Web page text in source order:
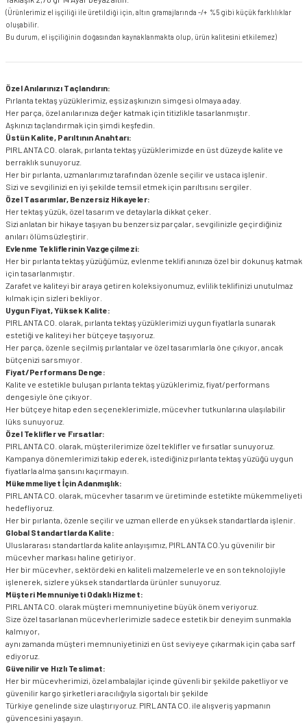
(Ürünlerimiz el işçiliği ile üretildiği için, altın gramajlarında -/+ %5 gibi küçük farklılıklar
oluşabilir.
Bu durum, el işçiliğinin doğasından kaynaklanmakta olup, ürün kalitesini etkilemez)
Özel Anılarınızı Taçlandırın:
Pırlanta tektaş yüzüklerimiz, eşsiz aşkınızın simgesi olmaya aday.
Her parça, özel anılarınıza değer katmak için titizlikle tasarlanmıştır.
Aşkınızı taçlandırmak için şimdi keşfedin.
Üstün Kalite, Parıltının Anahtarı:
PIRLANTA CO. olarak, pırlanta tektaş yüzüklerimizde en üst düzeyde kalite ve
berraklık sunuyoruz.
Her bir pırlanta, uzmanlarımız tarafından özenle seçilir ve ustaca işlenir.
Sizi ve sevgilinizi en iyi şekilde temsil etmek için parıltısını sergiler.
Özel Tasarımlar, Benzersiz Hikayeler:
Her tektaş yüzük, özel tasarım ve detaylarla dikkat çeker.
Sizi anlatan bir hikaye taşıyan bu benzersiz parçalar, sevgilinizle geçirdiğiniz
anıları ölümsüzleştirir.
Evlenme Tekliflerinin Vazgeçilmezi:
Her bir pırlanta tektaş yüzüğümüz, evlenme teklifi anınıza özel bir dokunuş katmak
için tasarlanmıştır.
Zarafet ve kaliteyi bir araya getiren koleksiyonumuz, evlilik teklifinizi unutulmaz
kılmak için sizleri bekliyor.
Uygun Fiyat, Yüksek Kalite:
PIRLANTA CO. olarak, pırlanta tektaş yüzüklerimizi uygun fiyatlarla sunarak
estetiği ve kaliteyi her bütçeye taşıyoruz.
Her parça, özenle seçilmiş pırlantalar ve özel tasarımlarla öne çıkıyor, ancak
bütçenizi sarsmıyor.
Fiyat/Performans Denge:
Kalite ve estetikle buluşan pırlanta tektaş yüzüklerimiz, fiyat/performans
dengesiyle öne çıkıyor.
Her bütçeye hitap eden seçeneklerimizle, mücevher tutkunlarına ulaşılabilir
lüks sunuyoruz.
Özel Teklifler ve Fırsatlar:
PIRLANTA CO. olarak, müşterilerimize özel teklifler ve fırsatlar sunuyoruz.
Kampanya dönemlerimizi takip ederek, istediğiniz pırlanta tektaş yüzüğü uygun
fiyatlarla alma şansını kaçırmayın.
Mükemmeliyet İçin Adanmışlık:
PIRLANTA CO. olarak, mücevher tasarım ve üretiminde estetikte mükemmeliyeti
hedefliyoruz.
Her bir pırlanta, özenle seçilir ve uzman ellerde en yüksek standartlarda işlenir.
Global Standartlarda Kalite:
Uluslararası standartlarda kalite anlayışımız, PIRLANTA CO.'yu güvenilir bir
mücevher markası haline getiriyor.
Her bir mücevher, sektördeki en kaliteli malzemelerle ve en son teknolojiyle
işlenerek, sizlere yüksek standartlarda ürünler sunuyoruz.
Müşteri Memnuniyeti Odaklı Hizmet:
PIRLANTA CO. olarak müşteri memnuniyetine büyük önem veriyoruz.
Size özel tasarlanan mücevherlerimizle sadece estetik bir deneyim sunmakla
kalmıyor,
aynı zamanda müşteri memnuniyetinizi en üst seviyeye çıkarmak için çaba sarf
ediyoruz.
Güvenilir ve Hızlı Teslimat:
Her bir mücevherimizi, özel ambalajlar içinde güvenli bir şekilde paketliyor ve
güvenilir kargo şirketleri aracılığıyla sigortalı bir şekilde
Türkiye genelinde size ulaştırıyoruz. PIRLANTA CO. ile alışveriş yapmanın
güvencesini yaşayın.